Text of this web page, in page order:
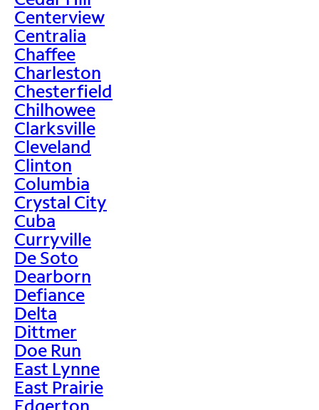
Centerview
Centralia
Chaffee
Charleston
Chesterfield
Chilhowee
Clarksville
Cleveland
Clinton
Columbia
Crystal City
Cuba
Curryville
De Soto
Dearborn
Defiance
Delta
Dittmer
Doe Run
East Lynne
East Prairie
Edgerton